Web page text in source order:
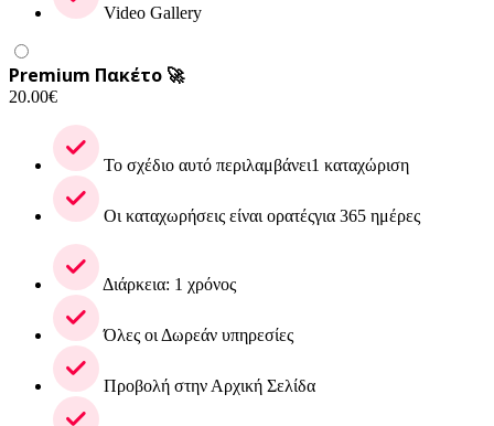
Video Gallery
Premium Πακέτο 🚀
20.00€
Το σχέδιο αυτό περιλαμβάνει1 καταχώριση
Οι καταχωρήσεις είναι ορατέςγια 365 ημέρες
Διάρκεια: 1 χρόνος
Όλες οι Δωρεάν υπηρεσίες
Προβολή στην Αρχική Σελίδα